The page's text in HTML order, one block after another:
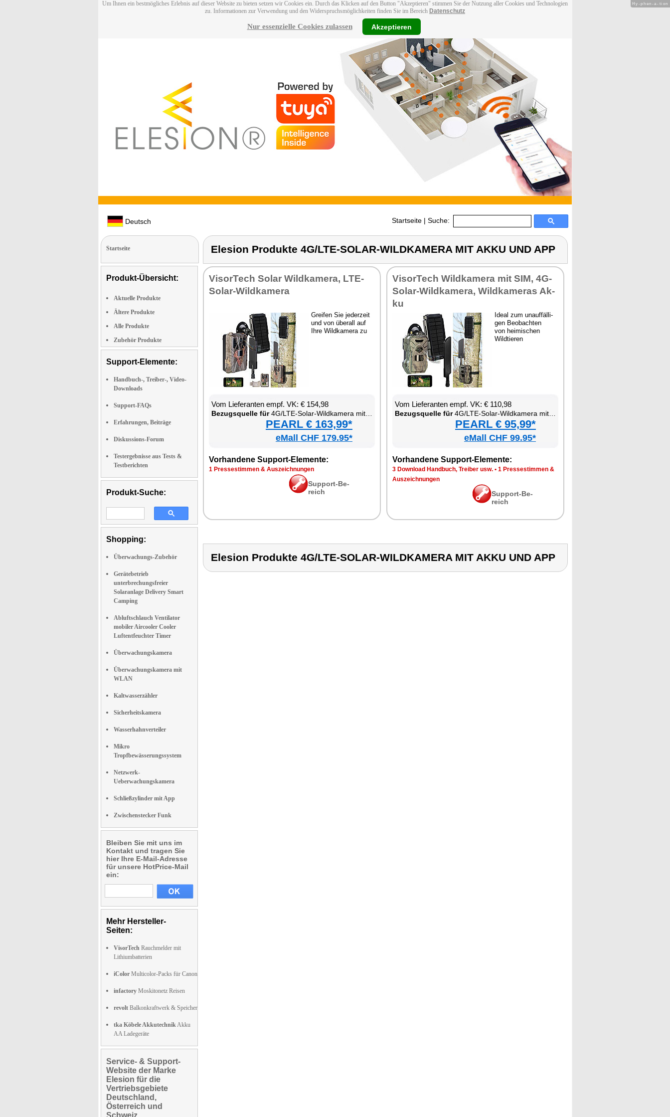
Um Ihnen ein bestmögliches Erlebnis auf dieser Website zu bieten setzen wir Cookies ein. Durch das Klicken auf den Button "Akzeptieren" stimmen Sie der Nutzung aller Cookies und Technologien
zu. Informationen zur Verwendung und den Widerspruchsmöglichkeiten finden Sie im Bereich Datenschutz
Nur essenzielle Cookies zulassen Akzeptieren
Deutsch Startseite | Suche:
Startseite
Produkt-Übersicht:
Aktuelle Produkte
Ältere Produkte
Alle Produkte
Zubehör Produkte
Support-Elemente:
Handbuch-, Treiber-, Video-
Downloads
Support-FAQs
Erfahrungen, Beiträge
Diskussions-Forum
Testergebnisse aus Tests &
Testberichten
Produkt-Suche:
Shopping:
Überwachungs-Zubehör
Gerätebetrieb
unterbrechungsfreier
Solaranlage Delivery Smart
Camping
Abluftschlauch Ventilator
mobiler Aircooler Cooler
Luftentfeuchter Timer
Überwachungskamera
Überwachungskamera mit
WLAN
Kaltwasserzähler
Sicherheitskamera
Wasserhahnverteiler
Mikro
Tropfbewässerungssystem
Netzwerk-
Ueberwachungskamera
Schließzylinder mit App
Zwischenstecker Funk
Bleiben Sie mit uns im
Kontakt und tragen Sie
hier Ihre E-Mail-Adresse
für unsere HotPrice-Mail
ein:
Mehr Hersteller-
Seiten:
VisorTech Rauchmelder mit
Lithiumbatterien
iColor Multicolor-Packs für Canon
infactory Moskitonetz Reisen
revolt Balkonkraftwerk & Speicher
tka Köbele AkkutechnikAkku
AA Ladegeräte
Service- & Support-
Website der Marke
Elesion für die
Vertriebsgebiete
Deutschland,
Österreich und
Schweiz
Elesion Produkte 4G/LTE-SOLAR-WILDKAMERA MIT AKKU UND APP
Vi­sor­Tech So­lar Wild­ka­me­ra, LTE-
So­lar-Wild­ka­me­ra
Grei­fen Sie je­der­zeit
und von über­all auf
Ih­re Wild­ka­me­ra zu
Vom Lie­fe­ran­ten empf. VK: € 154,98
Be­zugs­quel­le für4G/LTE-So­lar-Wild­ka­me­ra mit Ak­ku und App
PEARL € 163,99*
eMall CHF 179.95*
Vor­han­de­ne Sup­port-Ele­men­te:
1 Pres­se­stim­men & Aus­zeich­nun­gen
Sup­port-Be­
reich
Vi­sor­Tech Wild­ka­me­ra mit SIM, 4G-
So­lar-Wild­ka­me­ra, Wild­ka­me­ras Ak­
ku
Ide­al zum un­auf­fäl­li­
gen Be­ob­ach­ten
von hei­mi­schen
Wild­tie­ren
Vom Lie­fe­ran­ten empf. VK: € 110,98
Be­zugs­quel­le für4G/LTE-So­lar-Wild­ka­me­ra mit Ak­ku und App
PEARL € 95,99*
eMall CHF 99.95*
Vor­han­de­ne Sup­port-Ele­men­te:
3 Down­load Hand­buch, Trei­ber usw. • 1 Pres­se­stim­men &
Aus­zeich­nun­gen
Sup­port-Be­
reich
Elesion Produkte 4G/LTE-SOLAR-WILDKAMERA MIT AKKU UND APP
Hy-phen-a-tion